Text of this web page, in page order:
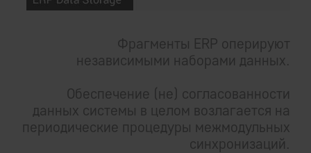
Фрагменты ERP оперируют
независимыми наборами данных.
Обеспечение (не) согласованности
данных системы в целом возлагается на
периодические процедуры межмодульных
синхронизаций.